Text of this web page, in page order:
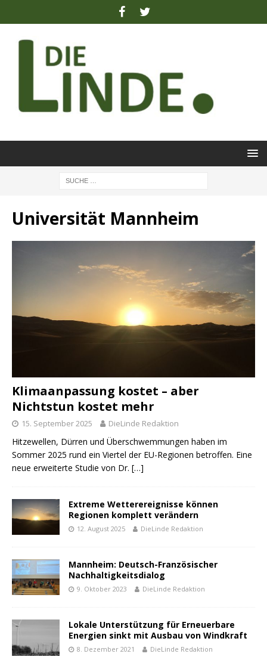
Universität Mannheim
Klimaanpassung kostet – aber
Nichtstun kostet mehr
15. September 2025 DieLinde Redaktion
Hitzewellen, Dürren und Über­schwemmungen haben im
Sommer 2025 rund ein Viertel der EU-Regionen betroffen. Eine
neue erweiterte Studie von Dr. […]
Extreme Wetterereignisse können
Regionen komplett verändern
12. August 2025 DieLinde Redaktion
Mannheim: Deutsch-Französischer
Nachhaltigkeitsdialog
9. Oktober 2023 DieLinde Redaktion
Lokale Unterstützung für Erneuerbare
Energien sinkt mit Ausbau von Windkraft
8. Dezember 2021 DieLinde Redaktion